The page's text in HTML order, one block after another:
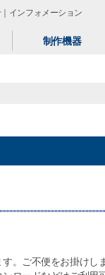
インフォメーション
制作機器
。ご不便をお掛けし